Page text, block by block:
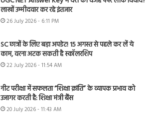
लाखों उम्मीदवार कर रहे इंतजार
26 July 2026 - 6:11 PM
SC छात्रों के लिए बड़ा अपडेट! 15 अगस्त से पहले कर लें ये
काम, वरना अटक सकती है स्कॉलरशिप
22 July 2026 - 11:54 AM
नीट परीक्षा में सफलता “शिक्षा क्रांति” के व्यापक प्रभाव को
उजागर करती है: शिक्षा मंत्री बैंस
20 July 2026 - 11:43 AM